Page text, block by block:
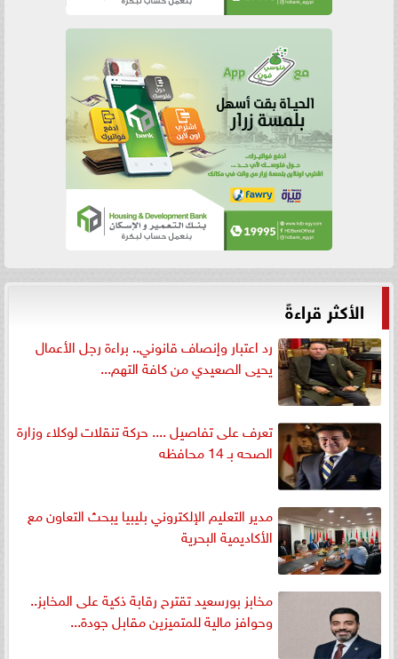
الأكثر قراءةً
رد اعتبار وإنصاف قانوني.. براءة رجل الأعمال
يحيى الصعيدي من كافة التهم...
تعرف على تفاصيل .... حركة تنقلات لوكلاء وزارة
الصحه بـ 14 محافظه
مدير التعليم الإلكتروني بليبيا يبحث التعاون مع
الأكاديمية البحرية
مخابز بورسعيد تقترح رقابة ذكية على المخابز..
وحوافز مالية للمتميزين مقابل جودة...